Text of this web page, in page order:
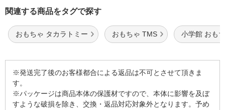
関連する商品をタグで探す
おもちゃ タカラトミー おもちゃ TMS 小学館 おも
※発送完了後のお客様都合による返品は不可とさせて頂きま
す。
※パッケージは商品本体の保護材ですので、本体に影響を及ぼ
すような破損を除き、交換・返品対応対象外となります。予め